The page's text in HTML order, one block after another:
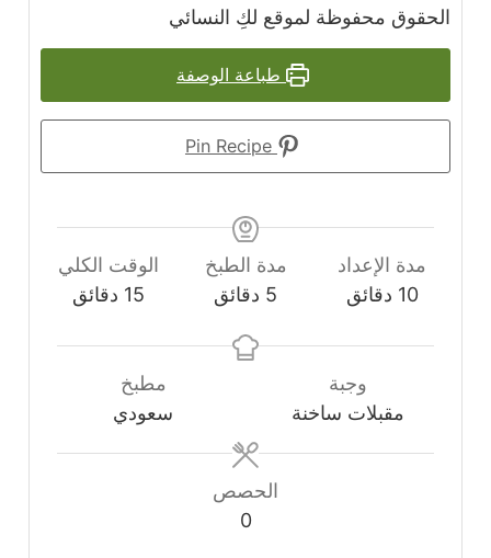
الحقوق محفوظة لموقع لكِ النسائي
طباعة الوصفة
Pin Recipe
مدة الإعداد
10 دقائق
دقائق
مدة الطبخ
5 دقائق
دقائق
الوقت الكلي
15دقائق
دقائق
وجبة
مقبلات ساخنة
مطبخ
سعودي
الحصص
0